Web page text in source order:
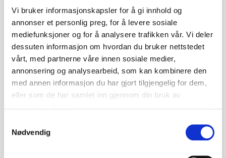
Vi bruker informasjonskapsler for å gi innhold og
annonser et personlig preg, for å levere sosiale
mediefunksjoner og for å analysere trafikken vår. Vi deler
dessuten informasjon om hvordan du bruker nettstedet
vårt, med partnerne våre innen sosiale medier,
annonsering og analysearbeid, som kan kombinere den
med annen informasjon du har gjort tilgjengelig for dem,
eller som de har samlet inn gjennom din bruk av
Nødvendig